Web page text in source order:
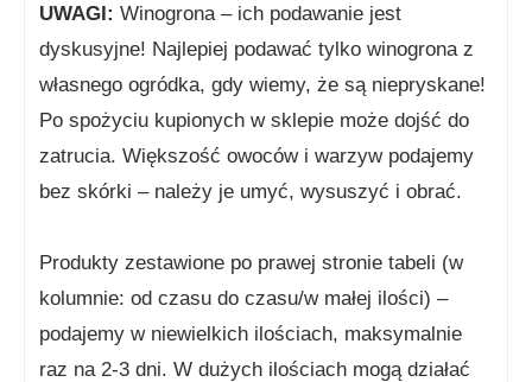
UWAGI: Winogrona – ich podawanie jest
dyskusyjne! Najlepiej podawać tylko winogrona z
własnego ogródka, gdy wiemy, że są niepryskane!
Po spożyciu kupionych w sklepie może dojść do
zatrucia. Większość owoców i warzyw podajemy
bez skórki – należy je umyć, wysuszyć i obrać.
Produkty zestawione po prawej stronie tabeli (w
kolumnie: od czasu do czasu/w małej ilości) –
podajemy w niewielkich ilościach, maksymalnie
raz na 2-3 dni. W dużych ilościach mogą działać